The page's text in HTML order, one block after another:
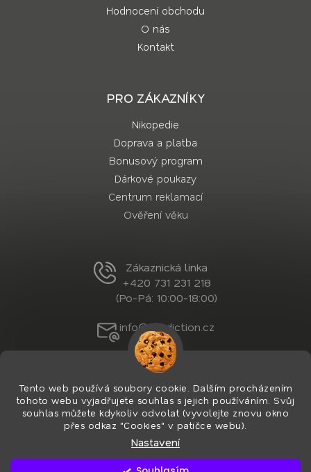
Tento web používá soubory cookie. Dalším procházením
tohoto webu vyjadřujete souhlas s jejich používáním. Svůj
souhlas můžete kdykoliv odvolat (vyvolejte znovu okno
přes odkaz "Cookies" v patičce webu).
Nastavení
Hodnocení obchodu
O nás
Kontakt
PRO ZÁKAZNÍKY
Nikopedie
Doprava a platba
Bonusový program
Dárkové poukazy
Centrum reklamací
Ověření věku
Zákaznická linka
+420 731 231 218
(Po-Pá: 10:00-18:00)
info@nordiction.cz
Vytvořil Shoptet Premium
Copyright 2026Nordiction.cz. Všechna práva